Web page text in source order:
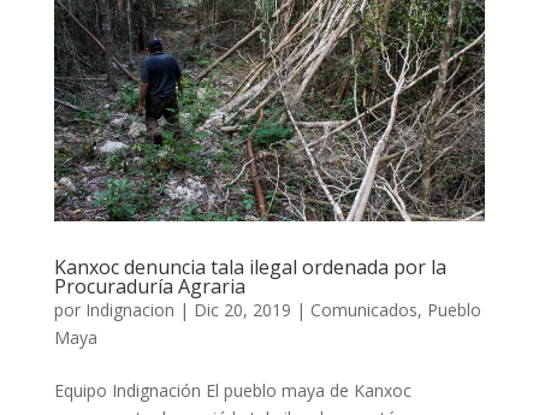
Kanxoc denuncia tala ilegal ordenada por la
Procuraduría Agraria
por Indignacion | Dic 20, 2019 | Comunicados, Pueblo
Maya
Equipo Indignación El pueblo maya de Kanxoc